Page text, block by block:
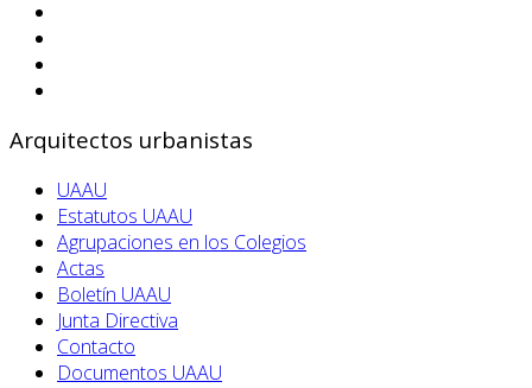
Arquitectos urbanistas
UAAU
Estatutos UAAU
Agrupaciones en los Colegios
Actas
Boletín UAAU
Junta Directiva
Contacto
Documentos UAAU